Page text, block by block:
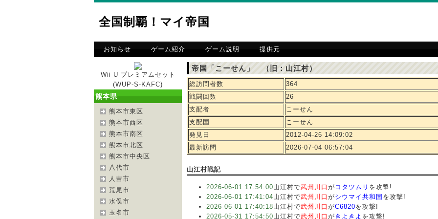
全国制覇！マイ帝国
お知らせ ゲーム紹介 ゲーム説明 提供元
Wii U プレミアムセット
(WUP-S-KAFC)
熊本県
熊本市東区
熊本市西区
熊本市南区
熊本市北区
熊本市中央区
八代市
人吉市
荒尾市
水俣市
玉名市
帝国「こーせん」 （旧：山江村）
総訪問者数
364
戦闘回数
26
支配者
こーせん
支配国
こーせん
発見日
2012-04-26 14:09:02
最新訪問
2026-07-04 06:57:04
山江村戦記
2026-06-01 17:54:00山江村で武州川口 が コタツムリ を攻撃!
2026-06-01 17:41:04山江村で武州川口 がシウマイ共和国 を攻撃!
2026-06-01 17:40:18山江村で武州川口 がC6820を攻撃!
2026-05-31 17:54:50山江村で武州川口 が きよきよ を攻撃!